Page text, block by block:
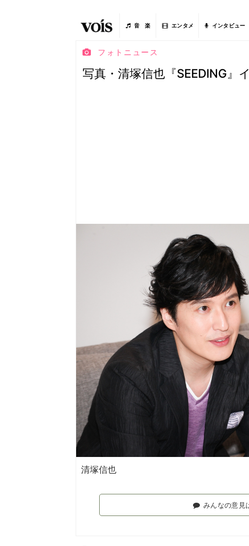
音 楽 エンタメ インタビュー
フォトニュース
写真・清塚信也『SEEDING』
清塚信也
みんなの意見